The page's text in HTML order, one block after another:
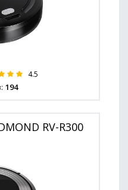
4.5
194
RV-R300